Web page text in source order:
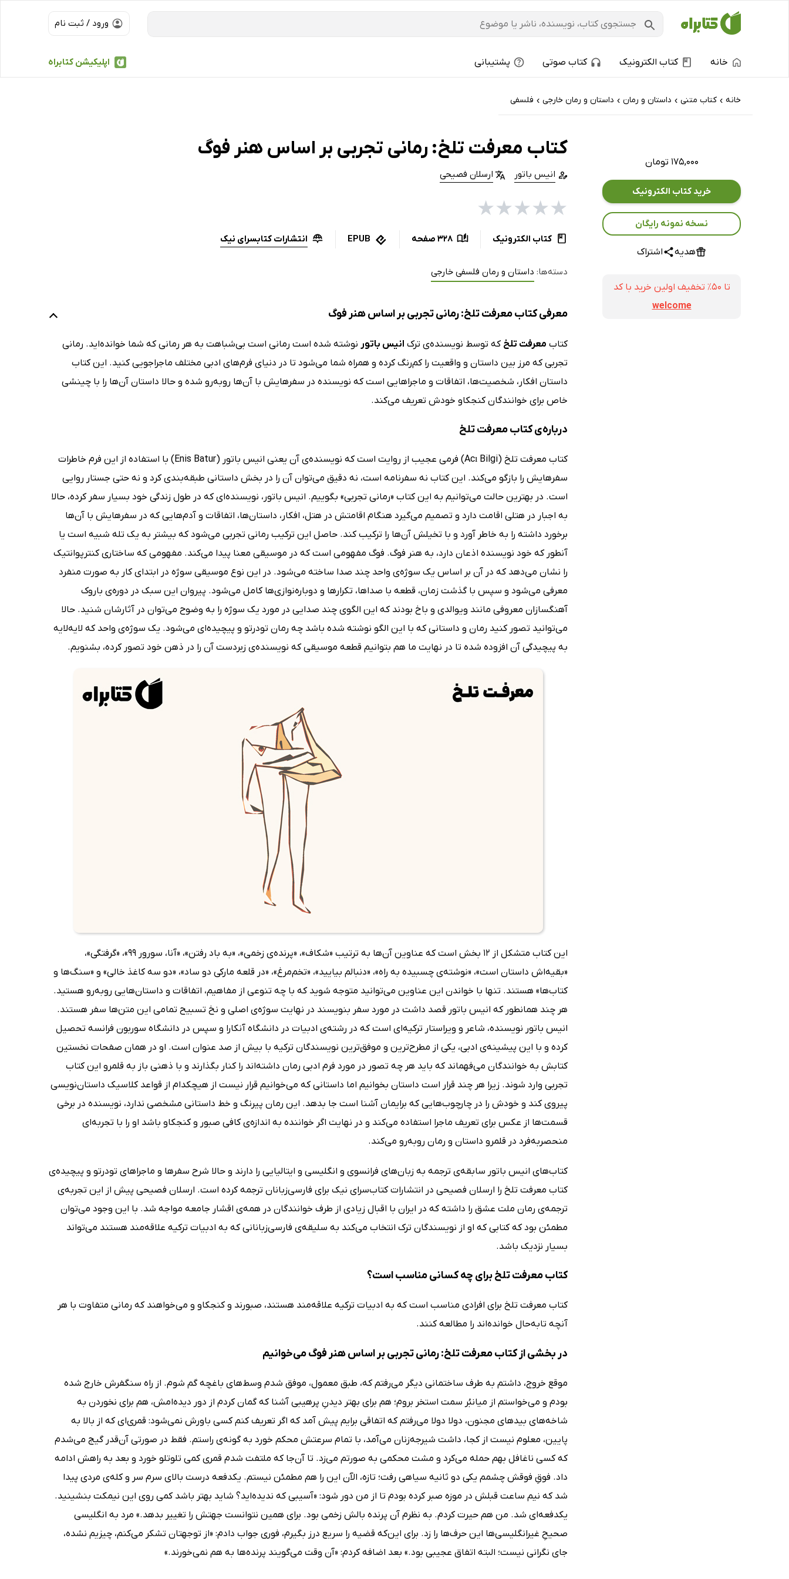
ورود / ثبت نام
اپلیکیشن کتابراه خانه کتاب الکترونیک کتاب صوتی پشتیبانی
خانه › کتاب‌ متنی › داستان و رمان › داستان و رمان خارجی › فلسفی
۱۷۵,۰۰۰ تومان
خرید کتاب الکترونیک
نسخه نمونه رایگان
هدیه اشتراک
تا ۵۰٪ تخفیف اولین خرید با کد
welcome
کتاب معرفت تلخ: رمانی تجربی بر اساس هنر فوگ
انیس باتور ارسلان فصیحی
★
★
★
★
★
کتاب الکترونیک 328 صفحه EPUB انتشارات کتابسرای نیک
دسته‌ها: داستان و رمان فلسفی خارجی
معرفی کتاب معرفت تلخ: رمانی تجربی بر اساس هنر فوگ
کتاب معرفت تلخ که توسط نویسنده‌ی ترک انیس باتور نوشته‌ شده است رمانی‌ است بی‌شباهت به هر رمانی که شما خوانده‌اید. رمانی
تجربی که مرز بین داستان و واقعیت را کم‌رنگ کرده و همراه شما می‌شود تا در دنیای فرم‌های ادبی مختلف ماجراجویی کنید. این کتاب
داستان افکار، شخصیت‌ها، اتفاقات و ماجراهایی است که نویسنده در سفرهایش با آن‌ها رو‌به‌رو شده و حالا داستان آن‌ها را با چینشی
خاص برای خوانندگان کنجکاو خودش تعریف می‌کند.
درباره‌ی کتاب معرفت تلخ
کتاب معرفت تلخ (Acı Bilgi) فرمی عجیب از روایت است که نویسنده‌ی آن یعنی انیس باتور (Enis Batur) با استفاده از این فرم خاطرات
سفرهایش را بازگو می‌کند. این کتاب نه سفرنامه است، نه دقیق می‌توان آن را در بخش داستانی طبقه‌بندی کرد و نه حتی جستار روایی
است. در بهترین حالت می‌توانیم به این کتاب «رمانی تجربی» بگوییم. انیس باتور، نویسنده‌ای که در طول زندگی خود بسیار سفر کرده، حالا
به اجبار در هتلی اقامت دارد و تصمیم می‌گیرد هنگام اقامتش در هتل، افکار، داستان‌ها، اتفاقات و آدم‌هایی که در سفرهایش با آن‌ها
برخورد داشته را به خاطر آورد و با تخیلش آن‌ها را ترکیب کند. حاصل این ترکیب رمانی تجربی می‌شود که بیشتر به یک تله شبیه است یا
آنطور که خود نویسنده اذعان دارد، به هنر فوگ. فوگ مفهومی است که در موسیقی معنا پیدا می‌کند. مفهومی که ساختاری کنترپوانتیک
را نشان می‌دهد که در آن بر اساس یک سوژه‌ی واحد چند صدا ساخته می‌شود. در این نوع موسیقی سوژه در ابتدای کار به صورت منفرد
معرفی می‌شود و سپس با گذشت زمان، قطعه با صداها، تکرارها و دوباره‌نوازی‌ها کامل می‌شود. پیروان این سبک در دوره‌ی باروک
آهنگسازان معروفی مانند ویوالدی و باخ بودند که این الگوی چند صدایی در مورد یک سوژه را به وضوح می‌توان در آثارشان شنید. حالا
می‌توانید تصور کنید رمان و داستانی که با این الگو نوشته شده باشد چه رمان تودرتو و پیچیده‌ای می‌شود. یک سوژه‌ی واحد که لایه‌لایه
به پیچیدگی آن افزوده شده تا در نهایت ما هم بتوانیم قطعه موسیقی که نویسنده‌ی زبردست آن را در ذهن خود تصور کرده، بشنویم.
این کتاب متشکل از 12 بخش است که عناوین آن‌ها به ترتیب «شکاف»، «پرنده‌ی زخمی»، «به باد رفتن»، «آنا، سورور 99»، «گرفتگی»،
«بقیه‌اش داستان است»، «نوشته‌ی چسبیده به راه»، «دنبالم بیایید»، «تخم‌مرغ»، «در قلعه مارکی دو ساد»، «دو سه کاغذ خالی» و «سنگ‌ها و
کتاب‌ها» هستند. تنها با خواندن این عناوین می‌توانید متوجه شوید که با چه تنوعی از مفاهیم، اتفاقات و داستان‌هایی رو‌به‌رو هستید.
هر چند همانطور که انیس باتور قصد داشت در مورد سفر بنویسند در نهایت سوژه‌ی اصلی و نخ تسبیح تمامی این متن‌ها سفر هستند.
انیس باتور نویسنده‌، شاعر و ویراستار ترکیه‌ای است که در رشته‌ی ادبیات در دانشگاه آنکارا و سپس در دانشگاه سوربون فرانسه تحصیل
کرده و با این پیشینه‌ی ادبی‌، یکی از مطرح‌ترین و موفق‌ترین نویسندگان ترکیه با بیش از صد عنوان است. او در همان صفحات نخستین
کتابش به خوانندگان می‌فهماند که باید هر چه تصور در مورد فرم ادبی رمان داشته‌اند را کنار بگذارند و با ذهنی باز به قلمرو این کتاب
تجربی وارد شوند. زیرا هر چند قرار است داستان بخوانیم اما داستانی که می‌خوانیم قرار نیست از هیچکدام از قواعد کلاسیک داستان‌نویسی
پیروی کند و خودش را در چارچوب‌هایی که برایمان آشنا است جا بدهد. این رمان پیرنگ و خط داستانی مشخصی ندارد، نویسنده در برخی
قسمت‌ها از عکس برای تعریف ماجرا استفاده می‌کند و در نهایت اگر خواننده به اندازه‌ی کافی صبور و کنجکاو باشد او را با تجربه‌ای
منحصر‌به‌فرد در قلمرو داستان و رمان رو‌به‌رو می‌کند.
کتاب‌های انیس باتور سابقه‌ی ترجمه به زبان‌های فرانسوی و انگلیسی و ایتالیایی را دارند و حالا شرح سفرها و ماجراهای تودرتو و پیچیده‌ی
کتاب معرفت تلخ را ارسلان فصیحی در انتشارات کتاب‌سرای نیک برای فارسی‌زبانان ترجمه کرده است. ارسلان فصیحی پیش از این تجربه‌ی
ترجمه‌ی رمان ملت عشق را داشته که در ایران با اقبال زیادی از طرف خوانندگان در همه‌ی اقشار جامعه مواجه شد. با این وجود می‌توان
مطمئن بود که کتابی که او از نویسندگان ترک انتخاب می‌کند به سلیقه‌ی فارسی‌زبانانی که به ادبیات ترکیه علاقه‌مند هستند می‌تواند
بسیار نزدیک باشد.
کتاب معرفت تلخ برای چه کسانی مناسب است؟
کتاب معرفت تلخ برای افرادی مناسب است که به ادبیات ترکیه علاقه‌مند هستند، صبورند و کنجکاو و می‌خواهند که رمانی متفاوت با هر
آنچه تا‌به‌حال خوانده‌اند را مطالعه کنند.
در بخشی از کتاب معرفت تلخ: رمانی تجربی بر اساس هنر فوگ می‌خوانیم
موقع خروج، داشتم به طرف ساختمانی دیگر می‌رفتم که، طبق معمول، موفق شدم وسط‌های باغچه گم شوم. از راه سنگفرش خارج شده
بودم و می‌خواستم از میانبُر سمت استخر بروم؛ هم برای بهتر دیدنِ پرهیبی آشنا که گمان کردم از دور دیده‌امش، هم برای نخوردن به
شاخه‌های بیدهای مجنون، دولا دولا می‌رفتم که اتفاقی برایم پیش آمد که اگر تعریف کنم کسی باورش نمی‌شود: قمری‌ای که از بالا به
پایین، معلوم نیست از کجا، داشت شیرجه‌زنان می‌آمد، با تمام سرعتش محکم خورد به گونه‌ی راستم. فقط در صورتی آن‌قدر گیج می‌شدم
که کسی ناغافل بهم حمله می‌کرد و مشت محکمی به صورتم می‌زد. تا آن‌جا که ملتفت شدم قمری کمی تلوتلو خورد و بعد به راهش ادامه
داد. فوقِ فوقش چشمم یکی دو ثانیه سیاهی رفت؛ تازه، الآن این را هم مطمئن نیستم. یکدفعه درست بالای سرم سر و کله‌ی مردی پیدا
شد که نیم ساعت قبلش در موزه صبر کرده بودم تا از من دور شود: «آسیبی که ندیده‌اید؟ شاید بهتر باشد کمی روی این نیمکت بنشینید.
یکدفعه‌ای شد. من هم حیرت کردم. به نظرم آن پرنده بالش زخمی بود. برای همین نتوانست جهتش را تغییر بدهد.» مرد به انگلیسی
صحیحِ غیرانگلیسی‌ها این حرف‌ها را زد. برای این‌که قضیه را سریع درز بگیرم، فوری جواب دادم: «از توجهتان تشکر می‌کنم، چیزیم نشده،
جای نگرانی نیست؛ البته اتفاق عجیبی بود.» بعد اضافه کردم: «آن وقت می‌گویند پرنده‌ها به هم نمی‌خورند.»